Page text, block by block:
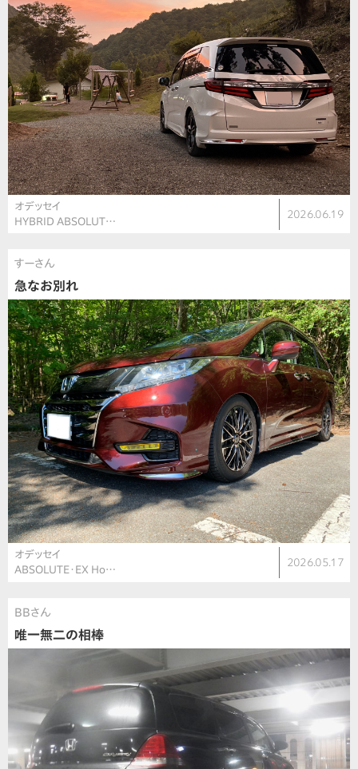
オデッセイ
HYBRID ABSOLUT…
2026.06.19
すーさん
急なお別れ
オデッセイ
ABSOLUTE・EX Ho…
2026.05.17
BBさん
唯一無二の相棒